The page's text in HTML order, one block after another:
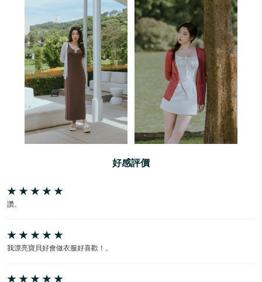
好感評價
讚。
我漂亮寶貝好會做衣服好喜歡！。